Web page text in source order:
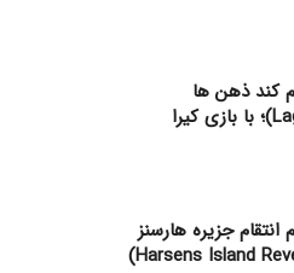
کند ذهن ها
(Laggies 2014)؛ با بازی کیرا
انتقام جزیره هارسنز